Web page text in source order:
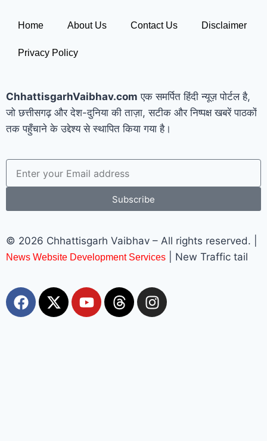
Home About Us Contact Us Disclaimer
Privacy Policy
ChhattisgarhVaibhav.com एक समर्पित हिंदी न्यूज़ पोर्टल है,
जो छत्तीसगढ़ और देश-दुनिया की ताज़ा, सटीक और निष्पक्ष खबरें पाठकों
तक पहुँचाने के उद्देश्य से स्थापित किया गया है।
Subscribe
© 2026 Chhattisgarh Vaibhav – All rights reserved. |
News Website Development Services | New Traffic tail